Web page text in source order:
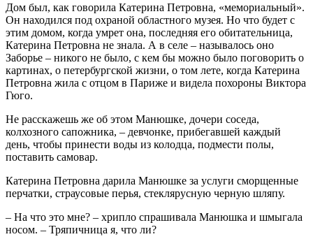
Дом был, как говорила Катерина Петровна, «мемориальный».
Он находился под охраной областного музея. Но что будет с
этим домом, когда умрет она, последняя его обитательница,
Катерина Петровна не знала. А в селе – называлось оно
Заборье – никого не было, с кем бы можно было поговорить о
картинах, о петербургской жизни, о том лете, когда Катерина
Петровна жила с отцом в Париже и видела похороны Виктора
Гюго.
Не расскажешь же об этом Манюшке, дочери соседа,
колхозного сапожника, – девчонке, прибегавшей каждый
день, чтобы принести воды из колодца, подмести полы,
поставить самовар.
Катерина Петровна дарила Манюшке за услуги сморщенные
перчатки, страусовые перья, стеклярусную черную шляпу.
– На что это мне? – хрипло спрашивала Манюшка и шмыгала
носом. – Тряпичница я, что ли?